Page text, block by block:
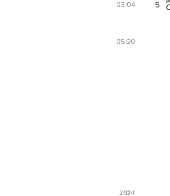
03:04
05:20
5
2024